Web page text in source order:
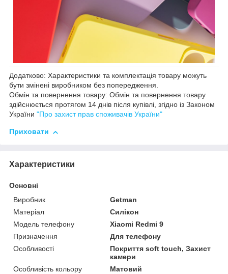
Додатково: Характеристики та комплектація товару можуть
бути змінені виробником без попередження.
Обмін та повернення товару: Обмін та повернення товару
здійснюється протягом 14 днів після купівлі, згідно із Законом
України "Про захист прав споживачів України"
Приховати
Характеристики
Основні
Виробник
Getman
Матеріал
Силікон
Модель телефону
Xiaomi Redmi 9
Призначення
Для телефону
Особливості
Покриття soft touch, Захист
камери
Особливість кольору
Матовий